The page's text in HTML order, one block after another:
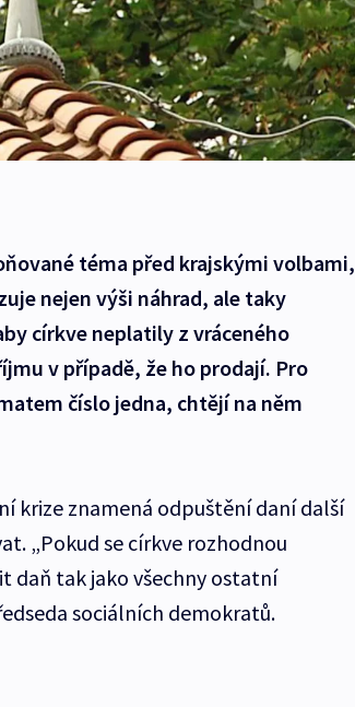
téma před krajskými volbami,
nejen výši náhrad, ale taky
církve neplatily z vráceného
v případě, že ho prodají. Pro
číslo jedna, chtějí na něm
krize znamená odpuštění daní další
„Pokud se církve rozhodnou
daň tak jako všechny ostatní
sociálních demokratů.